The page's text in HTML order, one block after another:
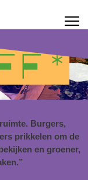
Burgers,
prikkelen om de
en groener,